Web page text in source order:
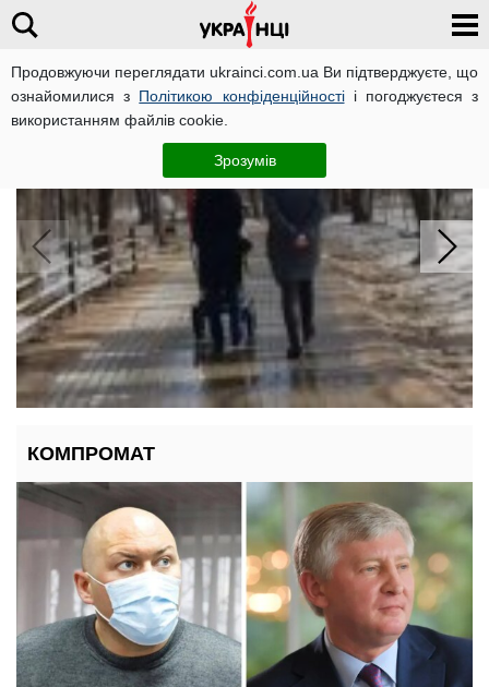
Продовжуючи переглядати ukrainci.com.ua Ви підтверджуєте, що
ознайомилися з Політикою конфіденційностіі погоджуєтеся з
використанням файлів cookie.
Зрозумів
Хороші надбавки до пенсії: які
пенсіонери порадіють відчутним
КОМПРОМАТ